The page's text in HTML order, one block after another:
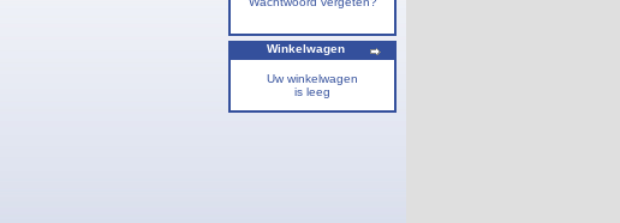
Winkelwagen
Uw winkelwagen
is leeg